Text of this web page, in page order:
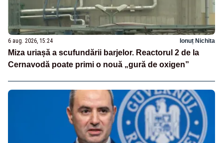
6 aug. 2026, 15:24 Ionuț Nichita
Miza uriașă a scufundării barjelor. Reactorul 2 de la
Cernavodă poate primi o nouă „gură de oxigen”